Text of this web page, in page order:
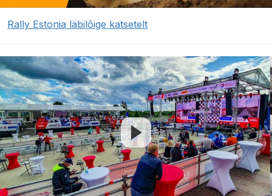
Rally Estonia läbilõige katsetelt